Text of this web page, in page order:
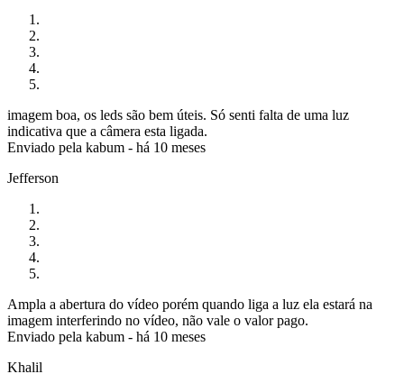
imagem boa, os leds são bem úteis. Só senti falta de uma luz
indicativa que a câmera esta ligada.
Enviado pela kabum - há 10 meses
Jefferson
Ampla a abertura do vídeo porém quando liga a luz ela estará na
imagem interferindo no vídeo, não vale o valor pago.
Enviado pela kabum - há 10 meses
Khalil